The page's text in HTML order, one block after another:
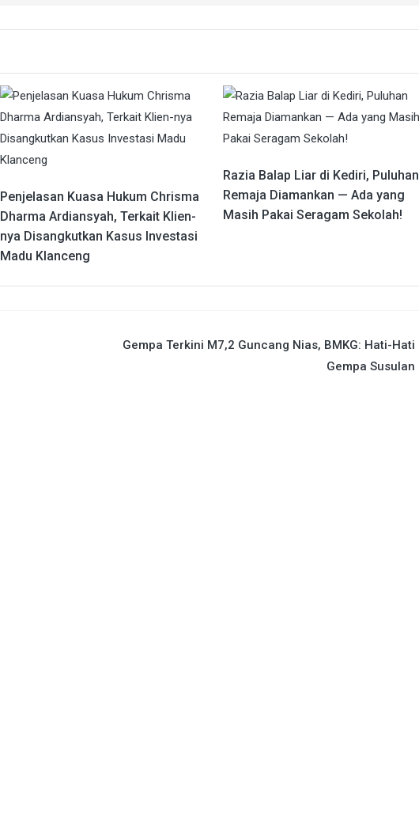
Penjelasan Kuasa Hukum Chrisma
Dharma Ardiansyah, Terkait Klien-
nya Disangkutkan Kasus Investasi
Madu Klanceng
Razia Balap Liar di Kediri, Puluhan
Remaja Diamankan — Ada yang
Masih Pakai Seragam Sekolah!
Gempa Terkini M7,2 Guncang Nias, BMKG: Hati-Hati
Gempa Susulan